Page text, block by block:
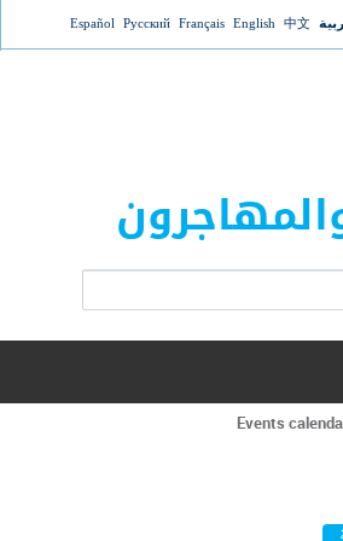
Jump to navigation
中文
English
Français
Русский
Español
Events